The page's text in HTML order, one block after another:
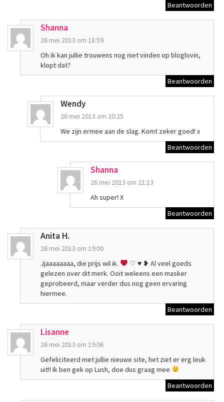
Beantwoorden
Shanna
26 mei 2013 om 18:59
Oh ik kan jullie trouwens nog niet vinden op bloglovin,
klopt dat?
Beantwoorden
Wendy
26 mei 2013 om 20:25
We zijn ermee aan de slag. Komt zeker goed! x
Beantwoorden
Shanna
26 mei 2013 om 21:13
Ah super! X
Beantwoorden
Anita H.
26 mei 2013 om 19:00
Jjaaaaaaaa, die prijs wil ik.
♡ ♥❥ Al veel goeds
gelezen over dit merk. Ooit weleens een masker
geprobeerd, maar verder dus nog geen ervaring
hiermee.
Beantwoorden
Lisanne
26 mei 2013 om 19:06
Gefeliciteerd met jullie nieuwe site, het ziet er erg leuk
uit!! Ik ben gek op Lush, doe dus graag mee
Beantwoorden